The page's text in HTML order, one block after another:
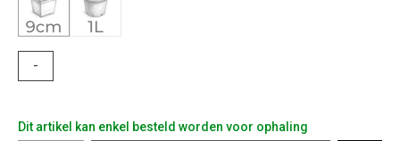
-
Dit artikel kan enkel besteld worden voor ophaling